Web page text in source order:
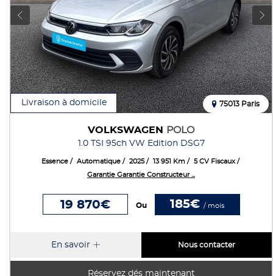
Livraison à domicile
VOLKSWAGEN POLO
1.0 TSI 95ch VW Edition DSG7
75013 Paris
Essence Automatique 2025 13 951 Km
5 CV Fiscaux
Garantie Garantie Constructeur ...
19 870€ Ou 185€ / mois
Réservez dés maintenant
En savoir Nous contacter